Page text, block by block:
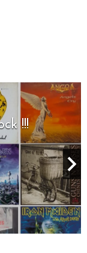
To Rock !!!